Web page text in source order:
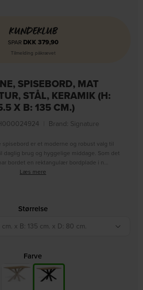
KUNDEKLUB
SPAR DKK 379,90
Tilmelding påkrævet
SPISEBORD, MAT
STÅL, KERAMIK (H:
X B: 135 CM.)
Brand: Signature
spisebord er et moderne og robust valg til
daglig brug og hyggelige middage. Som det
bordet en rektangulær bordplade i n…
Læs mere
Størrelse
cm. x B: 135 cm. x D: 80 cm.
Farve